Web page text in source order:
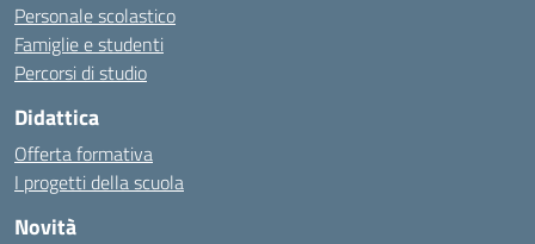
Personale scolastico
Famiglie e studenti
Percorsi di studio
Didattica
Offerta formativa
I progetti della scuola
Novità